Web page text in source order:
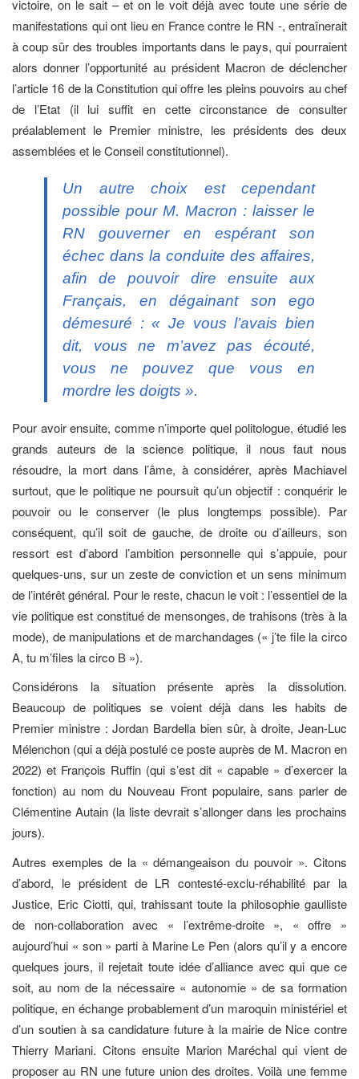
victoire, on le sait – et on le voit déjà avec toute une série de
manifestations qui ont lieu en France contre le RN -, entraînerait
à coup sûr des troubles importants dans le pays, qui pourraient
alors donner l’opportunité au président Macron de déclencher
l’article 16 de la Constitution qui offre les pleins pouvoirs au chef
de l’Etat (il lui suffit en cette circonstance de consulter
préalablement le Premier ministre, les présidents des deux
assemblées et le Conseil constitutionnel).
Un autre choix est cependant
possible pour M. Macron : laisser le
RN gouverner en espérant son
échec dans la conduite des affaires,
afin de pouvoir dire ensuite aux
Français, en dégainant son ego
démesuré : « Je vous l’avais bien
dit, vous ne m’avez pas écouté,
vous ne pouvez que vous en
mordre les doigts ».
Pour avoir ensuite, comme n’importe quel politologue, étudié les
grands auteurs de la science politique, il nous faut nous
résoudre, la mort dans l’âme, à considérer, après Machiavel
surtout, que le politique ne poursuit qu’un objectif : conquérir le
pouvoir ou le conserver (le plus longtemps possible). Par
conséquent, qu’il soit de gauche, de droite ou d’ailleurs, son
ressort est d’abord l’ambition personnelle qui s’appuie, pour
quelques-uns, sur un zeste de conviction et un sens minimum
de l’intérêt général. Pour le reste, chacun le voit : l’essentiel de la
vie politique est constitué de mensonges, de trahisons (très à la
mode), de manipulations et de marchandages (« j’te file la circo
A, tu m’files la circo B »).
Considérons la situation présente après la dissolution.
Beaucoup de politiques se voient déjà dans les habits de
Premier ministre : Jordan Bardella bien sûr, à droite, Jean-Luc
Mélenchon (qui a déjà postulé ce poste auprès de M. Macron en
2022) et François Ruffin (qui s’est dit « capable » d’exercer la
fonction) au nom du Nouveau Front populaire, sans parler de
Clémentine Autain (la liste devrait s’allonger dans les prochains
jours).
Autres exemples de la « démangeaison du pouvoir ». Citons
d’abord, le président de LR contesté-exclu-réhabilité par la
Justice, Eric Ciotti, qui, trahissant toute la philosophie gaulliste
de non-collaboration avec « l’extrême-droite », « offre »
aujourd’hui « son » parti à Marine Le Pen (alors qu’il y a encore
quelques jours, il rejetait toute idée d’alliance avec qui que ce
soit, au nom de la nécessaire « autonomie » de sa formation
politique, en échange probablement d’un maroquin ministériel et
d’un soutien à sa candidature future à la mairie de Nice contre
Thierry Mariani. Citons ensuite Marion Maréchal qui vient de
proposer au RN une future union des droites. Voilà une femme